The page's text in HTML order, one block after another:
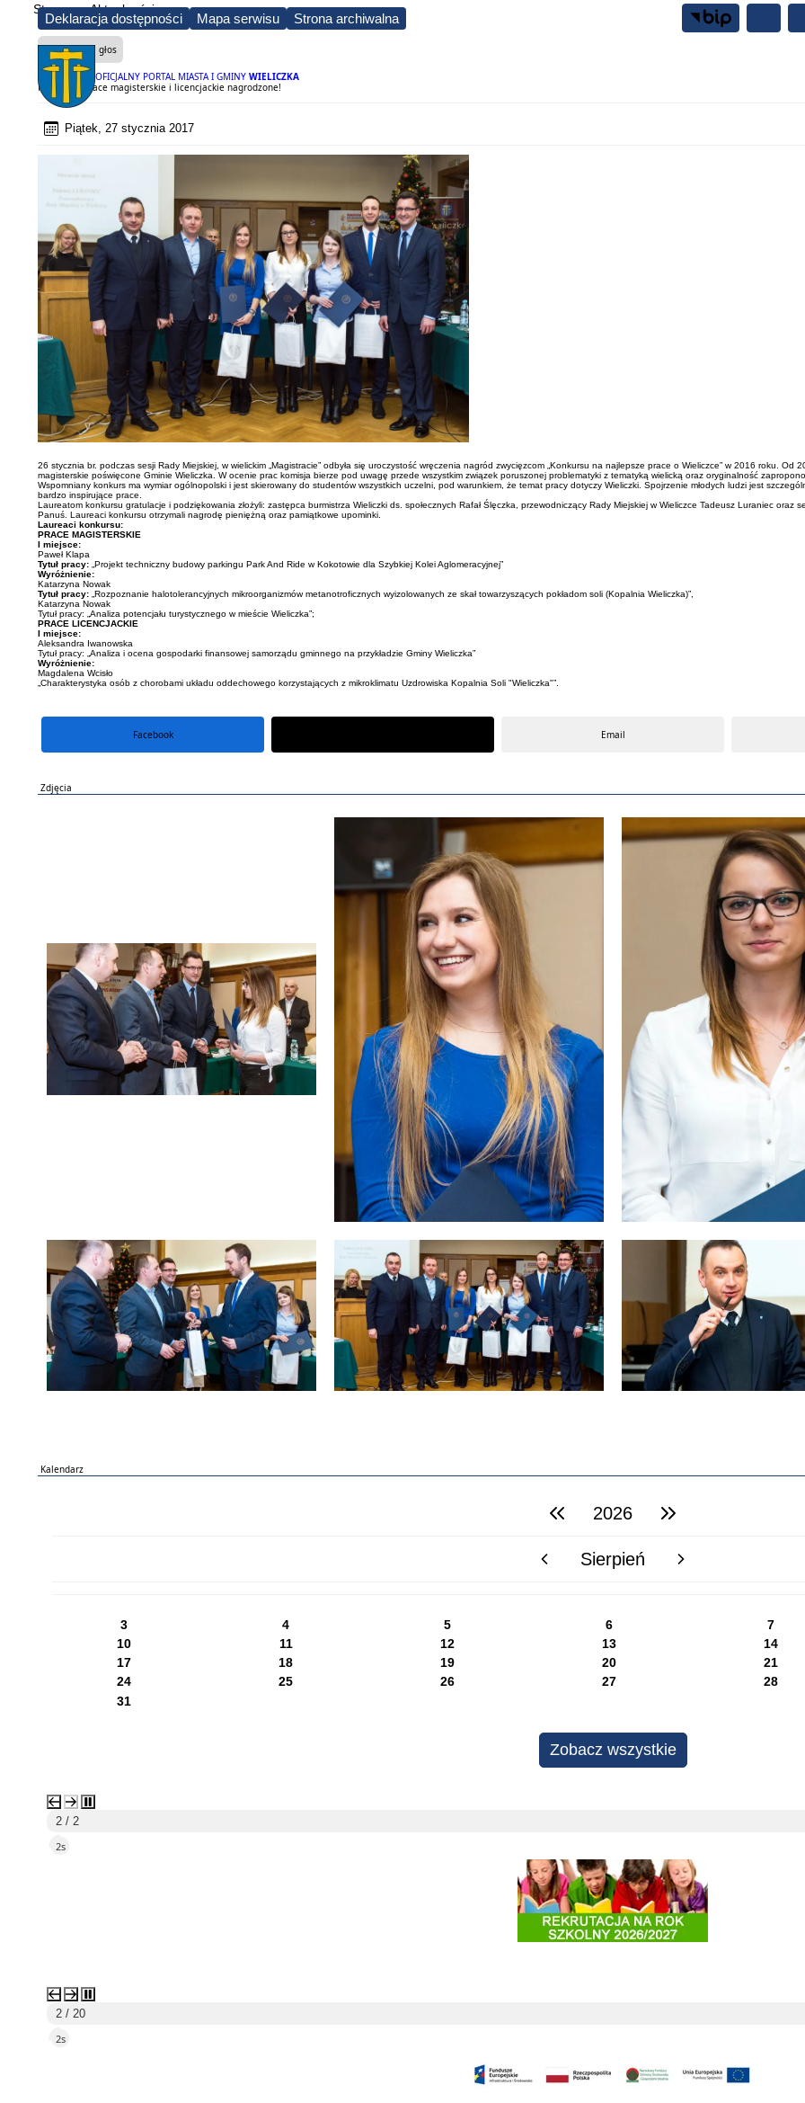
Deklaracja dostępności Mapa serwisu Strona archiwalna
OFICJALNY PORTAL MIASTA I GMINY WIELICZKA
Strona Aktualności
Czytaj na głos
Najlepsze prace magisterskie i licencjackie nagrodzone!
Piątek, 27 stycznia 2017
26 stycznia br. podczas sesji Rady Miejskiej, w wielickim „Magistracie” odbyła się uroczystość wręczenia nagród zwycięzcom „Konkursu na najlepsze prace o Wieliczce” w 2016 roku.
magisterskie poświęcone Gminie Wieliczka. W ocenie prac komisja bierze pod uwagę przede wszystkim związek poruszonej problematyki z tematyką wielicką oraz oryginalność
Wspomniany konkurs ma wymiar ogólnopolski i jest skierowany do studentów wszystkich uczelni, pod warunkiem, że temat pracy dotyczy Wieliczki. Spojrzenie młodych ludzi jest
bardzo inspirujące prace.
Laureatom konkursu gratulacje i podziękowania złożyli: zastępca burmistrza Wieliczki ds. społecznych Rafał Ślęczka, przewodniczący Rady Miejskiej w Wieliczce Tadeusz Luraniec oraz
Panuś. Laureaci konkursu otrzymali nagrodę pieniężną oraz pamiątkowe upominki.
Laureaci konkursu:
PRACE MAGISTERSKIE
I miejsce:
Paweł Klapa
Tytuł pracy: „Projekt techniczny budowy parkingu Park And Ride w Kokotowie dla Szybkiej Kolei Aglomeracyjnej”
Wyróżnienie:
Katarzyna Nowak
Tytuł pracy: „Rozpoznanie halotolerancyjnych mikroorganizmów metanotroficznych wyizolowanych ze skał towarzyszących pokładom soli (Kopalnia Wieliczka)”,
Katarzyna Nowak
Tytuł pracy: „Analiza potencjału turystycznego w mieście Wieliczka”;
PRACE LICENCJACKIE
I miejsce:
Aleksandra Iwanowska
Tytuł pracy: „Analiza i ocena gospodarki finansowej samorządu gminnego na przykładzie Gminy Wieliczka”
Wyróżnienie:
Magdalena Wcisło
„Charakterystyka osób z chorobami układu oddechowego korzystających z mikroklimatu Uzdrowiska Kopalnia Soli "Wieliczka"”.
Facebook Email
Zdjęcia
Kalendarz
poprzedni rok2026 następny rok
poprzedni miesiącSierpień następny miesiąc
3 4 5 6
7
10
11 12 13
14
17
18 19 20
21
24
25 26 27
28
31
Zobacz wszystkie
1 / 2
5s
Projekty edukacyjne
3 / 20
5s